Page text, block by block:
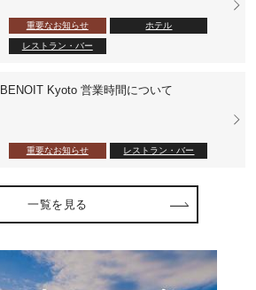
重要なお知らせ ホテル
レストラン・バー
BENOIT Kyoto 営業時間について
重要なお知らせ レストラン・バー
一覧を見る